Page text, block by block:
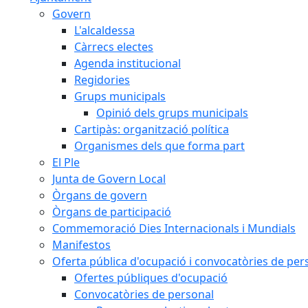
Govern
L'alcaldessa
Càrrecs electes
Agenda institucional
Regidories
Grups municipals
Opinió dels grups municipals
Cartipàs: organització política
Organismes dels que forma part
El Ple
Junta de Govern Local
Òrgans de govern
Òrgans de participació
Commemoració Dies Internacionals i Mundials
Manifestos
Oferta pública d'ocupació i convocatòries de
Ofertes públiques d'ocupació
Convocatòries de personal